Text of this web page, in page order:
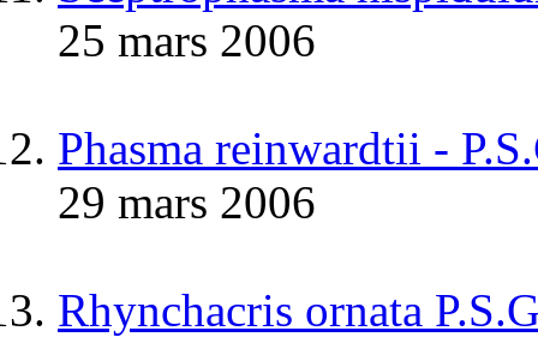
25 mars 2006
Phasma reinwardtii -
29 mars 2006
Rhynchacris ornata